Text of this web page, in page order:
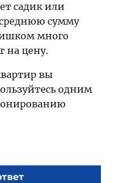
садик или
сумму
много
на цену.
вы
одним